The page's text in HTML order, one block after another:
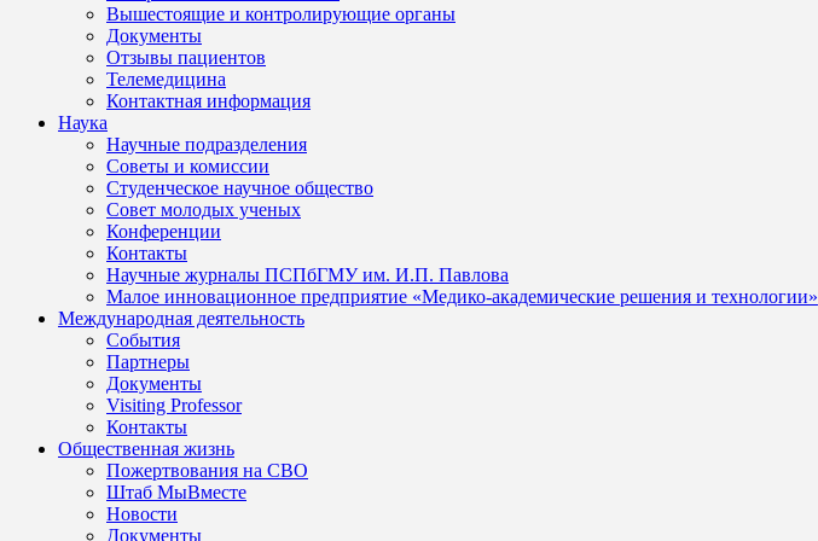
Вышестоящие и контролирующие органы
Документы
Отзывы пациентов
Телемедицина
Контактная информация
Наука
Научные подразделения
Советы и комиссии
Студенческое научное общество
Совет молодых ученых
Конференции
Контакты
Научные журналы ПСПбГМУ им. И.П. Павлова
Малое инновационное предприятие «Медико-академические решения и технологии»
Международная деятельность
События
Партнеры
Документы
Visiting Professor
Контакты
Общественная жизнь
Пожертвования на СВО
Штаб МыВместе
Новости
Документы